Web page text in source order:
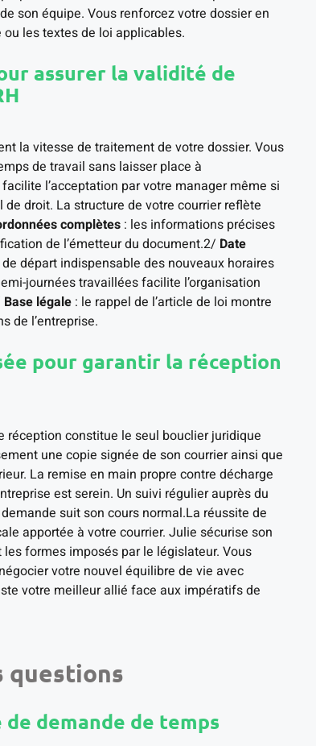
son équipe. Vous renforcez votre dossier en
les textes de loi applicables.
assurer la validité de
la vitesse de traitement de votre dossier. Vous
de travail sans laisser place à
l’acceptation par votre manager même si
droit. La structure de votre courrier reflète
complètes : les informations précises
de l’émetteur du document.2/ Date
départ indispensable des nouveaux horaires
journées travaillées facilite l’organisation
Base légale : le rappel de l’article de loi montre
de l’entreprise.
pour garantir la réception
réception constitue le seul bouclier juridique
une copie signée de son courrier ainsi que
La remise en main propre contre décharge
est serein. Un suivi régulier auprès du
suit son cours normal.La réussite de
apportée à votre courrier. Julie sécurise son
formes imposés par le législateur. Vous
votre nouvel équilibre de vie avec
votre meilleur allié face aux impératifs de
questions
demande de temps